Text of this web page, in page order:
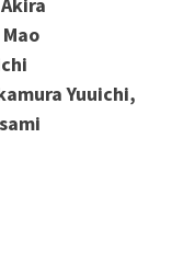
Yuuichi,